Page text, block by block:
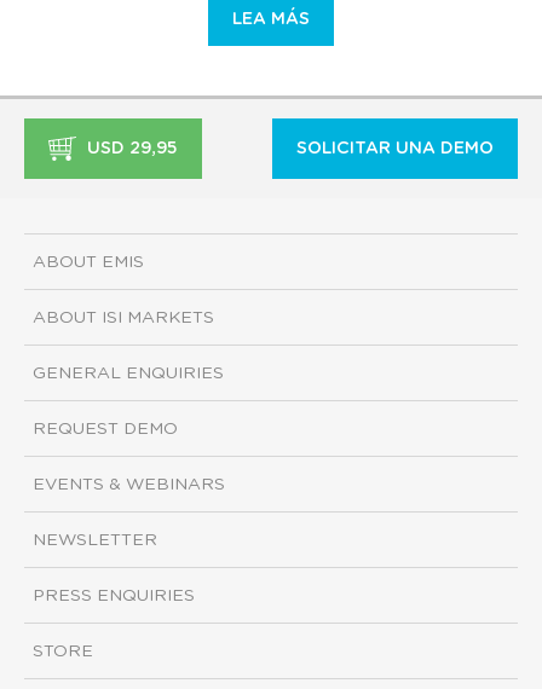
LEA MÁS
USD 29,95 SOLICITAR UNA DEMO
ABOUT EMIS
ABOUT ISI MARKETS
GENERAL ENQUIRIES
REQUEST DEMO
EVENTS & WEBINARS
NEWSLETTER
PRESS ENQUIRIES
STORE